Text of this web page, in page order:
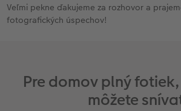
Veľmi pekne ďakujeme za rozhovor a
fotografických úspechov!
Pre domov plný
môžete